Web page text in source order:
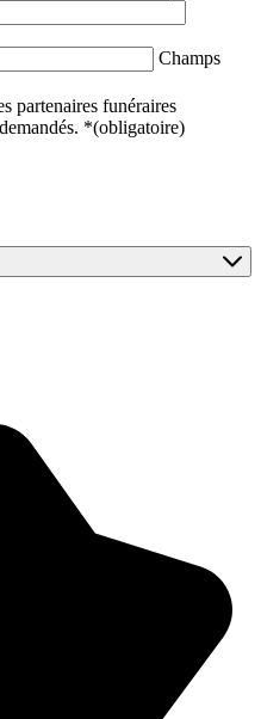
Champs
partenaires funéraires
*(obligatoire)